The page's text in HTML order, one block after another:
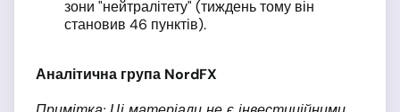
зони "нейтралітету" (тиждень тому він
становив 46 пунктів).
Аналітична група NordFX